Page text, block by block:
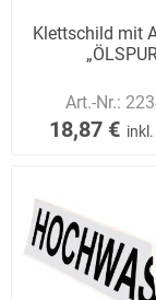
Klettschild mit
Art.-Nr.:
18,87 €